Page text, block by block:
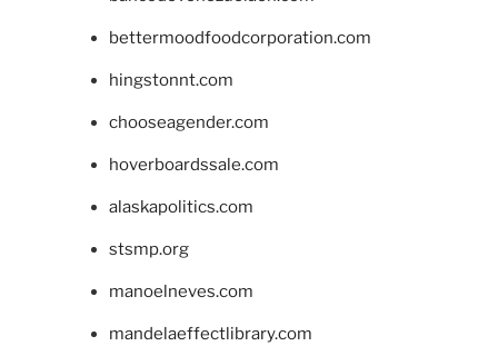
bettermoodfoodcorporation.com
hingstonnt.com
chooseagender.com
hoverboardssale.com
alaskapolitics.com
stsmp.org
manoelneves.com
mandelaeffectlibrary.com